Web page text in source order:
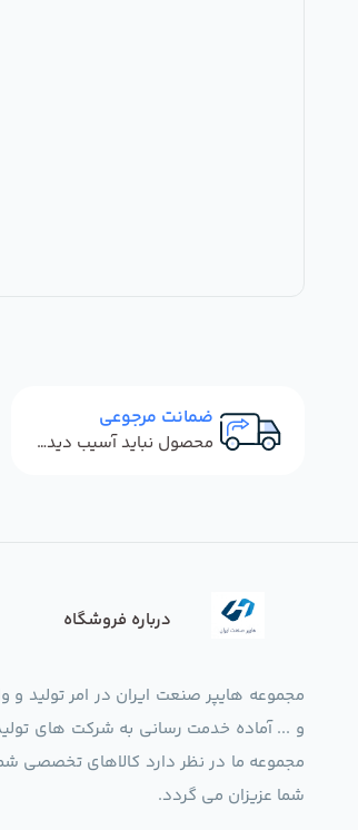
ضمانت مرجوعی
محصول نباید آسیب دیده باشد
درباره فروشگاه
مجموعه هایپر صنعت ایران در امر تولید و
و ... آماده خدمت رسانی به شرکت های
شما عزیزان می گردد.